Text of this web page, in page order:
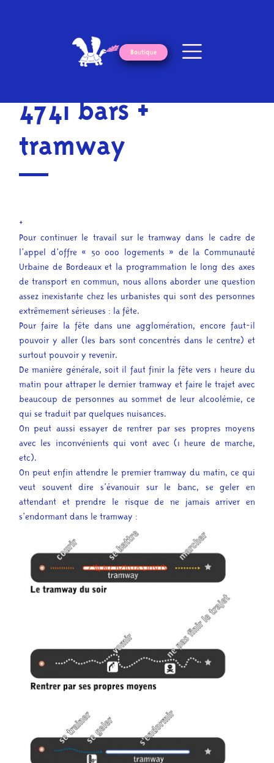
Boutique
4741 bars +
tramway
+
Pour continuer le travail sur le tramway dans le cadre de
l’appel d’offre « 50 000 logements » de la Communauté
Urbaine de Bordeaux et la programmation le long des axes
de transport en commun, nous allons aborder une question
assez inexistante chez les urbanistes qui sont des personnes
extrêmement sérieuses : la fête.
Pour faire la fête dans une agglomération, encore faut-il
pouvoir y aller (les bars sont concentrés dans le centre) et
surtout pouvoir y revenir.
De manière générale, soit il faut finir la fête vers 1 heure du
matin pour attraper le dernier tramway et faire le trajet avec
beaucoup de personnes au sommet de leur alcoolémie, ce
qui se traduit par quelques nuisances.
On peut aussi essayer de rentrer par ses propres moyens
avec les inconvénients qui vont avec (1 heure de marche,
etc).
On peut enfin attendre le premier tramway du matin, ce qui
veut souvent dire s’évanouir sur le banc, se geler en
attendant et prendre le risque de ne jamais arriver en
s’endormant dans le tramway :